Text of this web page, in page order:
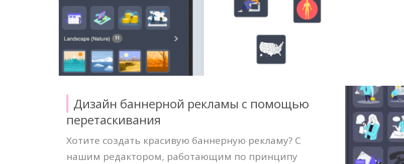
Дизайн баннерной рекламы с помощью
перетаскивания
Хотите создать красивую баннерную рекламу? С
нашим редактором, работающим по принципу